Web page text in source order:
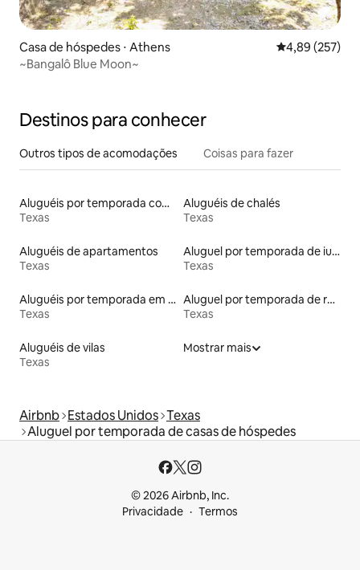
Casa de hóspedes ⋅ Athens 4,89 de uma
4,89 (257)
~Bangalô Blue Moon~
Destinos para conhecer
Outros tipos de acomodações Coisas para fazer
Aluguéis por temporada com banheira de hidromassagem
Texas
Aluguéis de chalés
Texas
Aluguéis de apartamentos
Texas
Aluguel por temporada de iurtas
Texas
Aluguéis por temporada em resorts
Texas
Aluguel por temporada de ranchos
Texas
Aluguéis de vilas
Texas
Mostrar mais
Airbnb Estados Unidos Texas
Aluguel por temporada de casas de hóspedes
© 2026 Airbnb, Inc.
Privacidade
Termos